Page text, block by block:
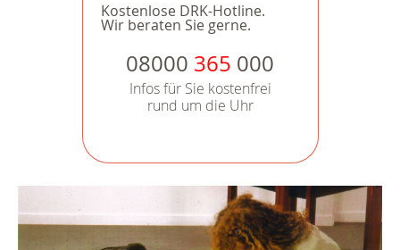
Kostenlose DRK-Hotline.
Wir beraten Sie gerne.
08000 365 000
Infos für Sie kostenfrei
rund um die Uhr